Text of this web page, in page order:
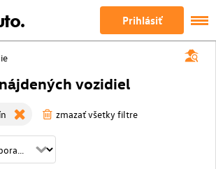
Prihlásiť
vozidiel
zmazať všetky filtre